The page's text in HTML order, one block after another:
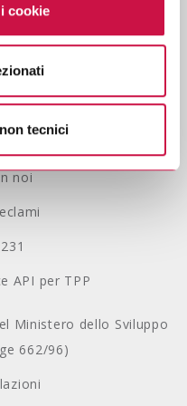
e si intende ivi
l’informativa sulla
cookie
tecnici
noi
API per TPP
Ministero dello Sviluppo
662/96)